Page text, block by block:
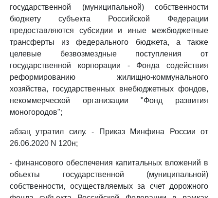
государственной (муниципальной) собственности
бюджету субъекта Российской Федерации
предоставляются субсидии и иные межбюджетные
трансферты из федерального бюджета, а также
целевые безвозмездные поступления от
государственной корпорации - Фонда содействия
реформированию жилищно-коммунального
хозяйства, государственных внебюджетных фондов,
некоммерческой организации "Фонд развития
моногородов";
абзац утратил силу. - Приказ Минфина России от
26.06.2020 N 120н;
- финансового обеспечения капитальных вложений в
объекты государственной (муниципальной)
собственности, осуществляемых за счет дорожного